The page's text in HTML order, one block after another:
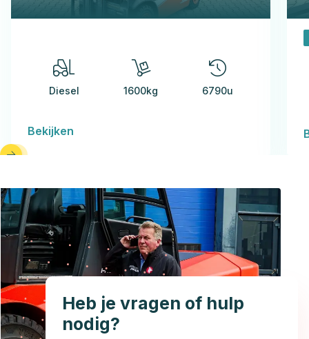
Diesel 1600kg 6790u
Bekijken
Heb je vragen of hulp
nodig?